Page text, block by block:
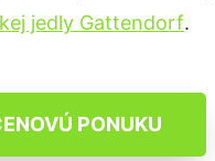
jedly Gattendorf.
PONUKU